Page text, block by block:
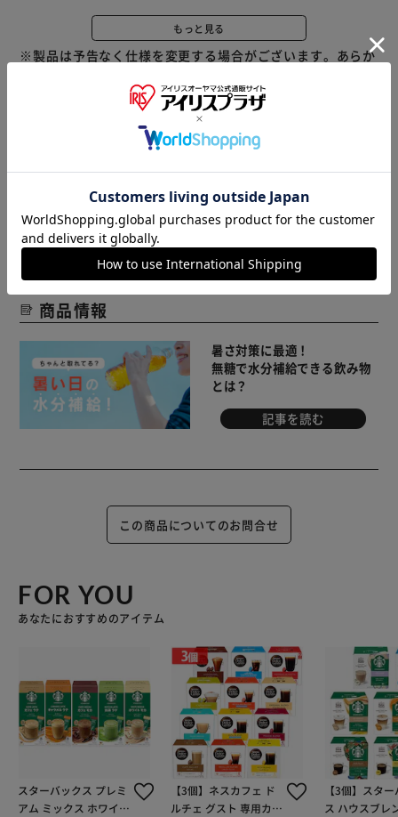
マグカップサイズのレギュラーコーヒー。
・カフェオレ：ミルクの自然な甘さと、深く焙煎したコーヒ
ーのコクの絶妙なバランス。
・レギュラーブレンド：香り、苦味、酸味に至るまで、バラ
ンスのとれた正統派な味わいのレギュラーコーヒー。
もっと見る
※製品は予告なく仕様を変更する場合がございます。あらか
※当商品はお取り寄せ品の為、在庫の確認及び商品のお届け
までお時間を頂く場合がございます。
また、商品がメーカーにて完売となっていた場合、キャンセ
ル又は注文内容の変更をお願いいたしております。
予めご了承くださいますようお願いいたします。
商品はアイリスプラザがセレクトしたオススメ商品です。
商品情報
暑さ対策に最適！
無糖で水分補給できる飲み物
とは？
記事を読む
この商品についてのお問合せ
FOR YOU
あなたにおすすめのアイテム
スターバックス プレミ
アム ミックス ホワイト
【3個】ネスカフェ ド
ルチェ グスト 専用カプ
【3個】スタ
ス ハウスブレ